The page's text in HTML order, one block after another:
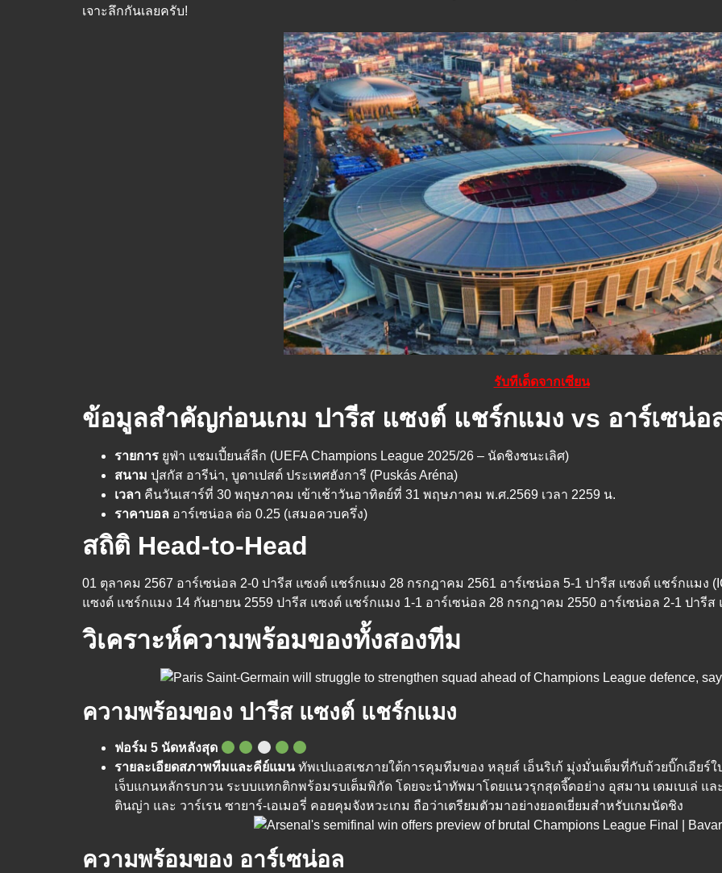
เจาะลึกกันเลยครับ!
รับทีเด็ดจากเซียน
ข้อมูลสำคัญก่อนเกม ปารีส แซงต์ แชร์กแมง vs อาร์เซน่อ
รายการ ยูฟ่า แชมเปี้ยนส์ลีก (UEFA Champions League 2025/26 – นัดชิงชนะเลิศ)
สนาม ปุสกัส อารีน่า, บูดาเปสต์ ประเทศฮังการี (Puskás Aréna)
เวลา คืนวันเสาร์ที่ 30 พฤษภาคม เข้าเช้าวันอาทิตย์ที่ 31 พฤษภาคม พ.ศ.2569 เวลา 2259 น.
ราคาบอล อาร์เซน่อล ต่อ 0.25 (เสมอควบครึ่ง)
สถิติ Head-to-Head
01 ตุลาคม 2567 อาร์เซน่อล 2-0 ปารีส แซงต์ แชร์กแมง 28 กรกฎาคม 2561 อาร์เซน่อล 5-1 ปารีส แซงต์ แชร์กแมง
แซงต์ แชร์กแมง 14 กันยายน 2559 ปารีส แซงต์ แชร์กแมง 1-1 อาร์เซน่อล 28 กรกฎาคม 2550 อาร์เซน่อล 2-1 ปารีส
วิเคราะห์ความพร้อมของทั้งสองทีม
ความพร้อมของ ปารีส แซงต์ แชร์กแมง
ฟอร์ม 5 นัดหลังสุด
รายละเอียดสภาพทีมและคีย์แมนทัพเปแอสเชภายใต้การคุมทีมของ หลุยส์ เอ็นริเก้ มุ่งมั่นเต็มที่กับถ้วยบิ๊กเอีย
เจ็บแกนหลักรบกวน ระบบแทกติกพร้อมรบเต็มพิกัด โดยจะนำทัพมาโดยแนวรุกสุดจี๊ดอย่าง อุสมาน เดมเบเล่ แ
ตินญ่า และ วาร์เรน ซายาร์-เอเมอรี่ คอยคุมจังหวะเกม ถือว่าเตรียมตัวมาอย่างยอดเยี่ยมสำหรับเกมนัดชิง
ความพร้อมของ อาร์เซน่อล